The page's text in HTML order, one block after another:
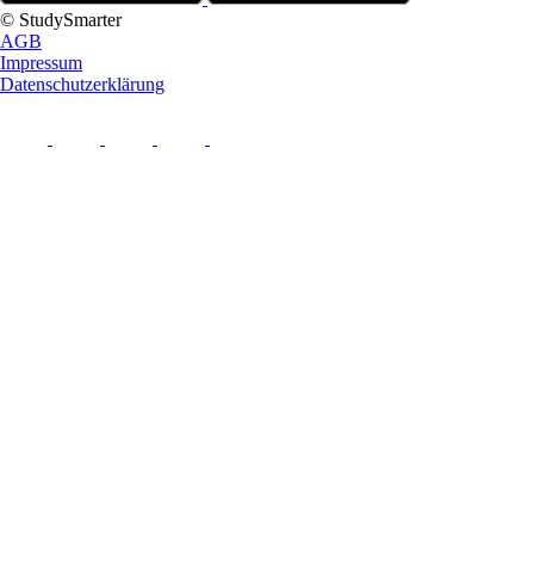
© StudySmarter
AGB
Impressum
Datenschutzerklärung